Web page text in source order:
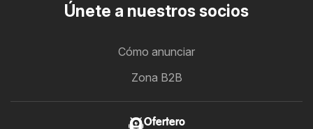
Únete a nuestros socios
Cómo anunciar
Zona B2B
Ofertero